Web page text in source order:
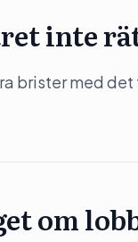
inte
brister med
om